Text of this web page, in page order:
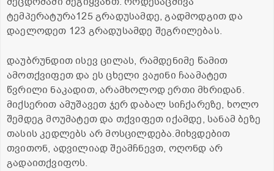
ტემპერატურა125 გრადუსამდე, გადმოდგით და
დაელოდეთ 123 გრადუსამდე შეგრილებას.
დაუბრუნდით ისევ ცილას, რამდენიმე წამით
ამოთქვიფეთ და ეს ცხელი ვაჟინი ჩაამატეთ
წვრილი ნაკადით, არამხოლოდ ერთი მხრიდან.
მიქსერით ამუშავეთ ჯერ დაბალ სიჩქარეზე, ხოლო
შემდეგ მოუმატეთ და თქვიფეთ იქამდე, სანამ ბეზე
თასის კედლებს არ მოსცილდება.მიხვდებით
თვითონ, ადვილიად შეამჩნევთ, ოღონდ არ
გადაითქვიფოს.